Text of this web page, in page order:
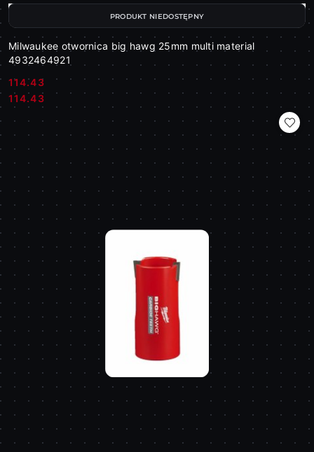
Milwaukee otwornica big hawg 25mm multi material
4932464921
Cena:
114.43
Cena:
114.43
PRODUKT NIEDOSTĘPNY